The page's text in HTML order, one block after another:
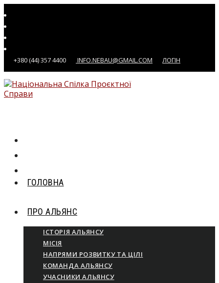
до
вмісту
+380 (44) 357 4400 INFO.NEBAU@GMAIL.COM ЛОГІН
ГОЛОВНА
ПРО АЛЬЯНС
ІСТОРІЯ АЛЬЯНСУ
МІСІЯ
НАПРЯМИ РОЗВИТКУ ТА ЦІЛІ
КОМАНДА АЛЬЯНСУ
УЧАСНИКИ АЛЬЯНСУ